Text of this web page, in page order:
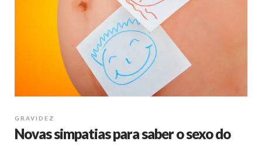
GRAVIDEZ
Novas simpatias para saber o sexo do